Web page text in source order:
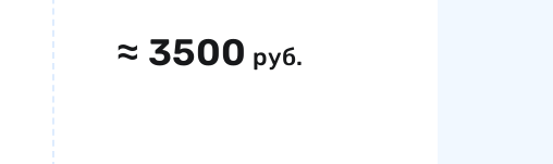
≈ 3500 руб.